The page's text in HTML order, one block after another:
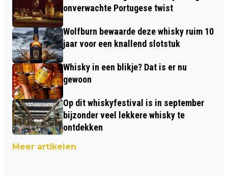
onverwachte Portugese twist
Wolfburn bewaarde deze whisky ruim 10
jaar voor een knallend slotstuk
Whisky in een blikje? Dat is er nu
gewoon
Op dit whiskyfestival is in september
bijzonder veel lekkere whisky te
ontdekken
Meer artikelen